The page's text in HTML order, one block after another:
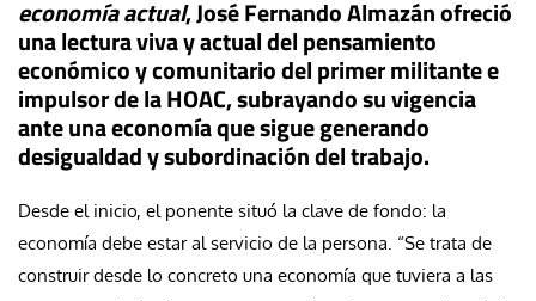
economía actual, José Fernando Almazán ofreció
una lectura viva y actual del pensamiento
económico y comunitario del primer militante e
impulsor de la HOAC, subrayando su vigencia
ante una economía que sigue generando
desigualdad y subordinación del trabajo.
Desde el inicio, el ponente situó la clave de fondo: la
economía debe estar al servicio de la persona. “Se trata de
construir desde lo concreto una economía que tuviera a las